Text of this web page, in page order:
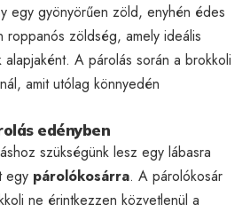
egy gyönyörűen zöld, enyhén édes
roppanós zöldség, amely ideális
alapjaként. A párolás során a brokkoli
amit utólag könnyedén
edényben
szükségünk lesz egy lábasra
egy párolókosárra. A párolókosár
ne érintkezzen közvetlenül a